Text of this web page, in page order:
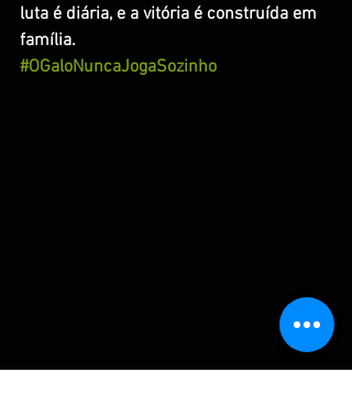
luta é diária, e a vitória é construída em
família.
#OGaloNuncaJogaSozinho